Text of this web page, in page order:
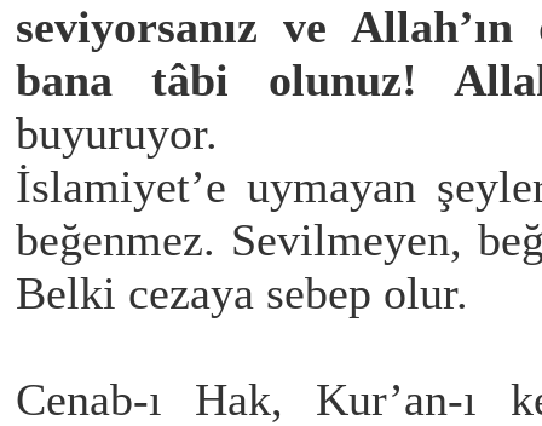
seviyorsanız ve
bana tâbi olunuz!
buyuruyor.
İslamiyet’e uymayan
beğenmez. Sevilmeyen,
Belki cezaya sebep olur.
Cenab-ı Hak, Kur’an-ı